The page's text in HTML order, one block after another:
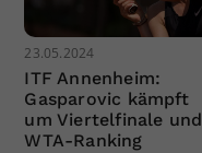
23.05.2024
ITF Annenheim:
Gasparovic kämpft
um Viertelfinale und
WTA-Ranking